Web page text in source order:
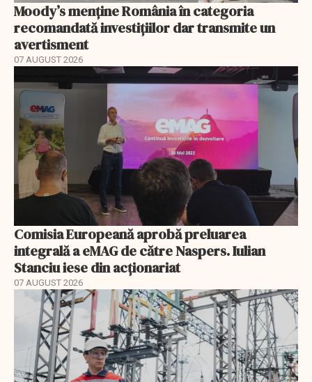
Moody’s menține România în categoria
recomandată investițiilor dar transmite un
avertisment
07 AUGUST 2026
Comisia Europeană aprobă preluarea
integrală a eMAG de către Naspers. Iulian
Stanciu iese din acționariat
07 AUGUST 2026